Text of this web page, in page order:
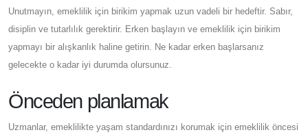
Unutmayın, emeklilik için birikim yapmak uzun vadeli bir hedeftir. Sabır,
disiplin ve tutarlılık gerektirir. Erken başlayın ve emeklilik için birikim
yapmayı bir alışkanlık haline getirin. Ne kadar erken başlarsanız
gelecekte o kadar iyi durumda olursunuz.
Önceden planlamak
Uzmanlar, emeklilikte yaşam standardınızı korumak için emeklilik öncesi